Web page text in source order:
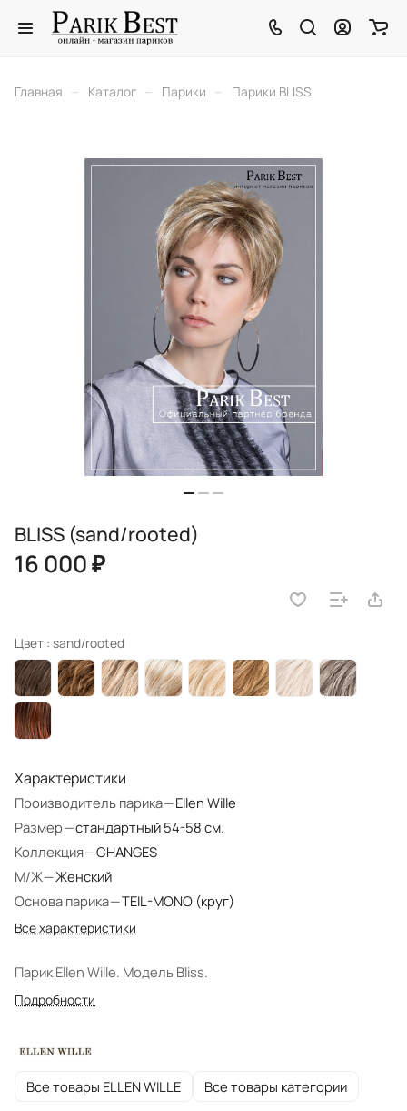
Главная – Каталог – Парики – Парики BLISS
BLISS (sand/rooted)
16 000 ₽
Цвет : sand/rooted
Характеристики
Производитель парика—Ellen Wille
Размер—стандартный 54-58 см.
Коллекция—CHANGES
М/Ж—Женский
Основа парика—TEIL-MONO (круг)
Все характеристики
Парик Ellen Wille. Модель Bliss.
Подробности
Все товары ELLEN WILLE Все товары категории